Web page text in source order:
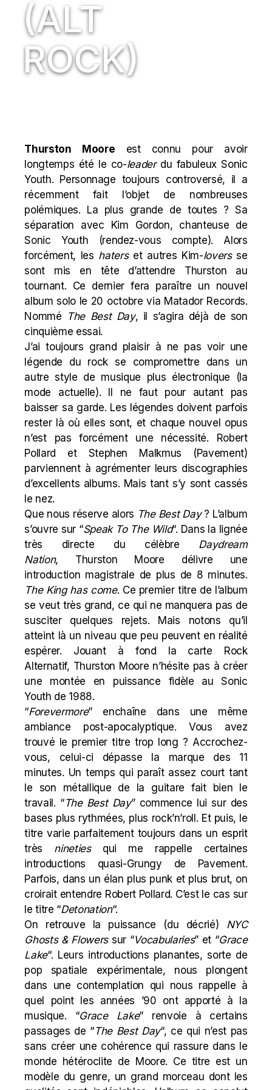
(ALT
ROCK)
Thurston Moore est connu pour avoir
longtemps été le co-leader du fabuleuxSonic
Youth. Personnage toujours controversé, il a
récemment fait l’objet de nombreuses
polémiques. La plus grande de toutes ? Sa
séparation avec Kim Gordon, chanteuse de
Sonic Youth (rendez-vous compte). Alors
forcément, les haters et autres Kim-loversse
sont mis en tête d’attendre Thurston au
tournant. Ce dernier fera paraître un nouvel
album solo le 20 octobre via Matador Records.
Nommé The Best Day, il s’agira déjà de son
cinquième essai.
J’ai toujours grand plaisirà ne pas voir une
légende du rock se compromettre dans un
autre style de musique plus électronique (la
mode actuelle). Il ne faut pour autant pas
baisser sa garde. Les légendes doivent parfois
rester là où elles sont, et chaque nouvel opus
n’est pas forcément une nécessité.
Robert
Pollard et Stephen Malkmus (Pavement)
parviennent à agrémenter leurs discographies
d’excellents albums. Mais tant s’y sont cassés
le nez.
Que nous réserve alors The Best Day? L’album
s’ouvre sur “Speak To The Wild“. Dans la lignée
très directe du célèbre Daydream
Nation, Thurston Moore délivre une
introduction magistrale de plus de 8 minutes.
The King has come. Ce premier titre de l’album
se veut très grand, ce qui ne manquera pas de
susciter quelques rejets. Mais notons qu’il
atteint là un niveau que peu peuvent en réalité
espérer. Jouant à fond la carte Rock
Alternatif, Thurston Moore n’hésite pas à créer
une montée en puissance fidèle au Sonic
Youth de 1988.
“Forevermore” enchaîne dans une même
ambiance post-apocalyptique. Vous avez
trouvé le premier titre trop long ? Accrochez-
vous, celui-ci dépasse la marque des 11
minutes. Un temps qui paraît assez court tant
le son métallique de la guitare fait bien le
travail. “The Best Day” commence lui sur des
bases plus rythmées, plus rock’n’roll. Et puis, le
titre varie parfaitement toujours dans un esprit
très nineties qui me rappelle certaines
introductions quasi-Grungy de Pavement.
Parfois, dans un élan plus punk et plus brut, on
croirait entendre Robert Pollard. C’est le cas sur
le titre “Detonation“.
On retrouve la puissance (du décrié) NYC
Ghosts & Flowers sur “Vocabularies” et “Grace
Lake“. Leurs introductions planantes, sorte de
pop spatiale expérimentale, nous plongent
dans une contemplation qui nous rappelle à
quel point les années ’90 ont apporté à la
musique. “Grace Lake” renvoie à certains
passages de “The Best Day“, ce qui n’est pas
sans créer une cohérence qui rassure dans le
monde hétéroclite de Moore. Ce titre est un
modèle du genre, un grand morceau dont les